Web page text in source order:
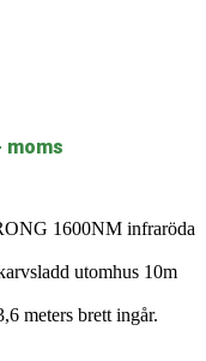
moms
1600NM infraröda
utomhus 10m
meters brett ingår.